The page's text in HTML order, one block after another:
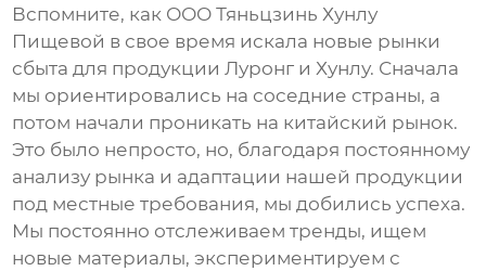
Вспомните, как ООО Тяньцзинь Хунлу
Пищевой в свое время искала новые рынки
сбыта для продукции Луронг и Хунлу. Сначала
мы ориентировались на соседние страны, а
потом начали проникать на китайский рынок.
Это было непросто, но, благодаря постоянному
анализу рынка и адаптации нашей продукции
под местные требования, мы добились успеха.
Мы постоянно отслеживаем тренды, ищем
новые материалы, экспериментируем с